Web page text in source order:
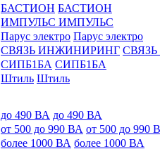
БАСТИОН БАСТИОН
ИМПУЛЬС ИМПУЛЬС
Парус электро Парус электро
СВЯЗЬ ИНЖИНИРИНГ
СИПБ1БА СИПБ1БА
Штиль Штиль
до 490 ВА до 490 ВА
от 500 до 990 ВА от 500 до 990
более 1000 ВА более 1000 ВА